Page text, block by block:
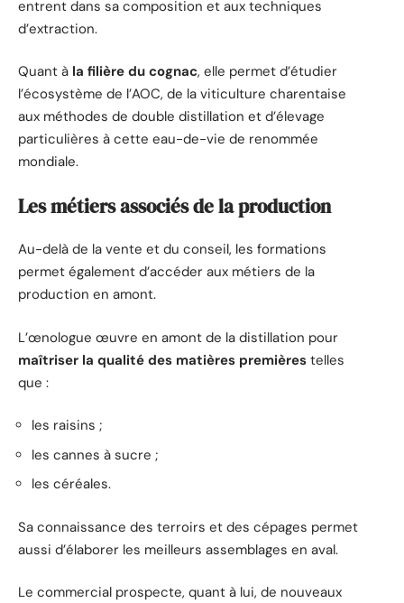
entrent dans sa composition et aux techniques
d’extraction.
Quant à la filière du cognac, elle permet d’étudier
l’écosystème de l’AOC, de la viticulture charentaise
aux méthodes de double distillation et d’élevage
particulières à cette eau-de-vie de renommée
mondiale.
Les métiers associés de la production
Au-delà de la vente et du conseil, les formations
permet également d’accéder aux métiers de la
production en amont.
L’œnologue œuvre en amont de la distillation pour
maîtriser la qualité des matières premières telles
que :
les raisins ;
les cannes à sucre ;
les céréales.
Sa connaissance des terroirs et des cépages permet
aussi d’élaborer les meilleurs assemblages en aval.
Le commercial prospecte, quant à lui, de nouveaux